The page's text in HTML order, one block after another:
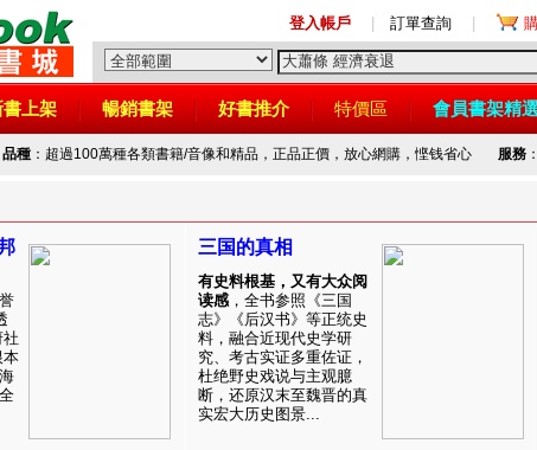
登入帳戶 訂單查詢
書上架 暢銷書架 好書推介 特價區 會員書架精
品種 ：超過100萬種各類書籍/音像和精品，正品正價，放心網購，悭钱省心 服務
社
本
三国的真相
有史料根基，又有大众阅
读感 ，全书参照《三国
志》《后汉书》等正统史
料，融合近现代史学研
究、考古实证多重佐证，
杜绝野史戏说与主观臆
断，还原汉末至魏晋的真
实宏大历史图景...